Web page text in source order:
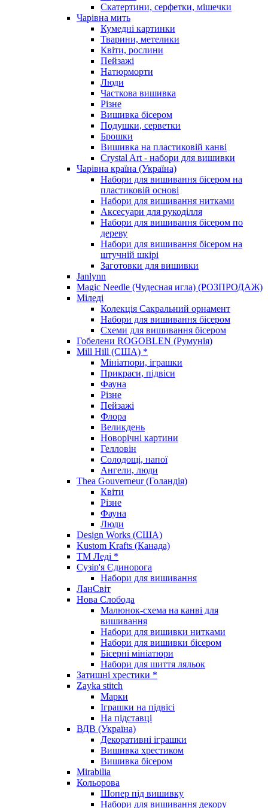
Скатертини, серфетки, мішечки
Чарiвна мить
Кумедні картинки
Тварини, метелики
Квіти, рослини
Пейзажі
Натюрморти
Люди
Часткова вишивка
Різне
Вишивка бісером
Подушки, серветки
Брошки
Вишивка на пластиковій канві
Crystal Art - набори для вишивки
Чарівна країна (Україна)
Набори для вишивання бісером на
пластиковій основі
Набори для вишивання нитками
Аксесуари для рукоділля
Набори для вишивання бісером по
дереву
Набори для вишивання бісером на
штучній шкірі
Заготовки для вишивки
Janlynn
Magic Needle (Чудесная игла) (РОЗПРОДАЖ)
Міледі
Колекція Сакральний орнамент
Набори для вишивання бісером
Схеми для вишивання бісером
Гобелени ROGOBLEN (Румунія)
Mill Hill (США) *
Мініатюри, іграшки
Прикраси, підвіси
Фауна
Різне
Пейзажі
Флора
Великдень
Новорічні картини
Гелловін
Солодощі, напої
Ангели, люди
Thea Gouverneur (Голандія)
Квіти
Різне
Фауна
Люди
Design Works (США)
Kustom Krafts (Канада)
ТМ Леді *
Сузір'я Єдинорога
Набори для вишивання
ЛанСвіт
Нова Слобода
Малюнок-схема на канві для
вишивання
Набори для вишивки нитками
Набори для вишивки бісером
Бісерні мініатюри
Набори для шиття ляльок
Затишні хрестики *
Zayka stitch
Марки
Іграшки на підвісі
На підставці
ВДВ (Україна)
Декоративні іграшки
Вишивка хрестиком
Вишивка бісером
Mirabilia
Кольорова
Шопер під вишивку
Набори для вишивання декору